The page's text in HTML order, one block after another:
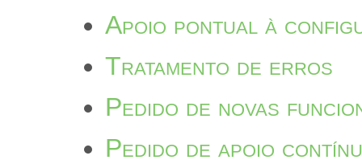
Apoio pontual à
Tratamento de erros
Pedido de novas
Pedido de apoio